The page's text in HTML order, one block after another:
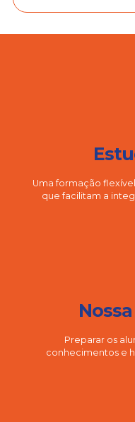
Uma formação
que facilitam a
Preparar os
conhecimentos e